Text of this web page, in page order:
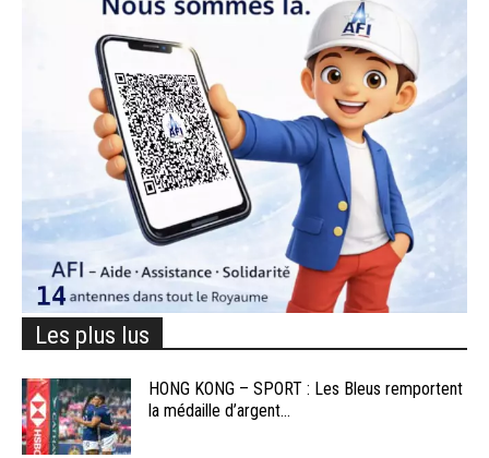
Les plus lus
HONG KONG – SPORT : Les Bleus remportent
la médaille d’argent...